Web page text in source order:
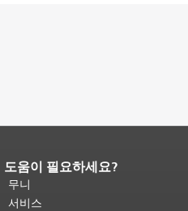
페이지 내용 끝입니다.이 페이지의 나
머지 내용은 모든 페이지에 반복됩니
다.메인 콘텐츠 상단으로 돌아가려면
도움이 필요하세요?
무니
서비스